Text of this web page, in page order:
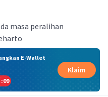
masa peralihan
E-Wallet
:08
Klaim